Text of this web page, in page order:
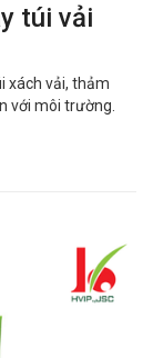
túi vải
xách vải, thảm
với môi trường.